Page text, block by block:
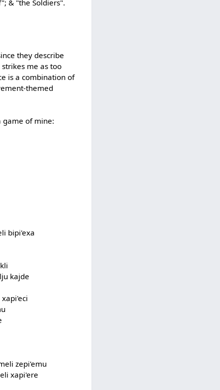
& "the Soldiers".
they describe
me as too
is a combination of
themed
game of mine:
bipi'exa
kajde
zepi'emu
xapi'ere